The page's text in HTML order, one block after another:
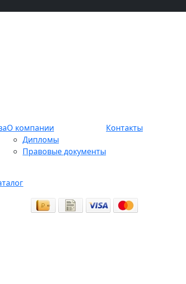
О компании
Дипломы
Правовые документы
Контакты